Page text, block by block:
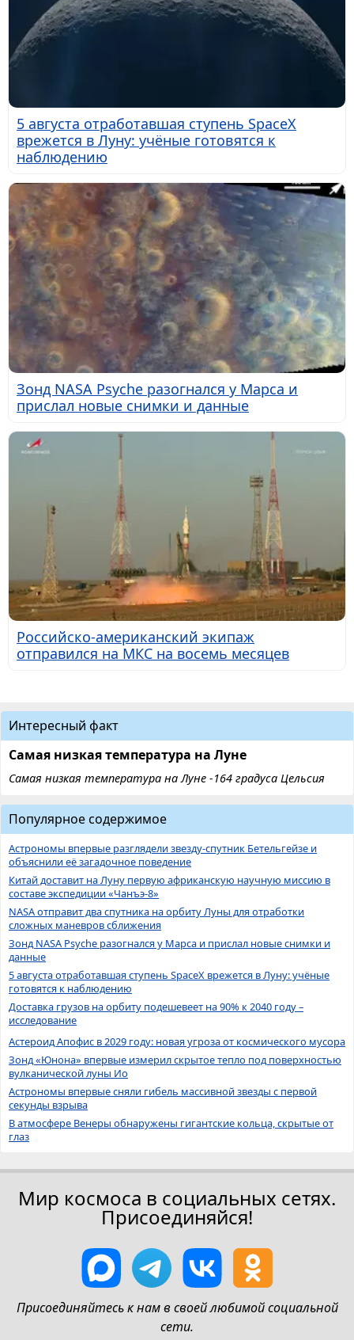
5 августа отработавшая ступень SpaceX
врежется в Луну: учёные готовятся к
наблюдению
Зонд NASA Psyche разогнался у Марса и
прислал новые снимки и данные
Российско-американский экипаж
отправился на МКС на восемь месяцев
Интересный факт
Самая низкая температура на Луне
Самая низкая температура на Луне -164 градуса Цельсия
Популярное содержимое
Астрономы впервые разглядели звезду-спутник Бетельгейзе и
объяснили её загадочное поведение
Китай доставит на Луну первую африканскую научную миссию в
составе экспедиции «Чанъэ-8»
NASA отправит два спутника на орбиту Луны для отработки
сложных маневров сближения
Зонд NASA Psyche разогнался у Марса и прислал новые снимки и
данные
5 августа отработавшая ступень SpaceX врежется в Луну: учёные
готовятся к наблюдению
Доставка грузов на орбиту подешевеет на 90% к 2040 году –
исследование
Астероид Апофис в 2029 году: новая угроза от космического мусора
Зонд «Юнона» впервые измерил скрытое тепло под поверхностью
вулканической луны Ио
Астрономы впервые сняли гибель массивной звезды с первой
секунды взрыва
В атмосфере Венеры обнаружены гигантские кольца, скрытые от
глаз
Мир космоса в социальных сетях.
Присоединяйся!
Присоединяйтесь к нам в своей любимой социальной
сети.